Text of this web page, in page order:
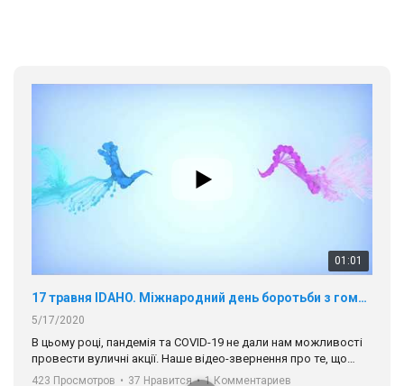
01:01
17 травня IDAHO. Міжнародний день боротьби з гомофобією трансфобією і біфобія.
5/17/2020
В цьому році, пандемія та COVІD-19 не дали нам можливості
провести вуличні акції. Наше відео-звернення про те, що
навіть коли ми у різних містах та не можемо зустрінеться, ми
423 Просмотров • 37 Нравится • 1 Комментариев